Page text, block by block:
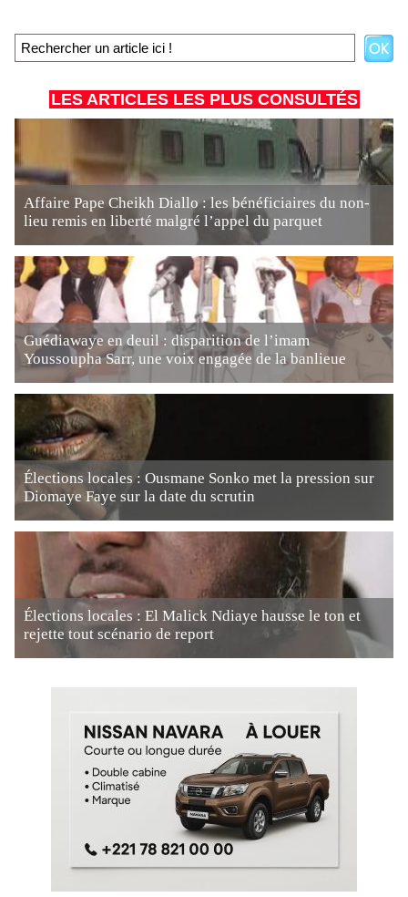
LES ARTICLES LES PLUS CONSULTÉS
Affaire Pape Cheikh Diallo : les bénéficiaires du non-
lieu remis en liberté malgré l’appel du parquet
Guédiawaye en deuil : disparition de l’imam
Youssoupha Sarr, une voix engagée de la banlieue
Élections locales : Ousmane Sonko met la pression sur
Diomaye Faye sur la date du scrutin
Élections locales : El Malick Ndiaye hausse le ton et
rejette tout scénario de report